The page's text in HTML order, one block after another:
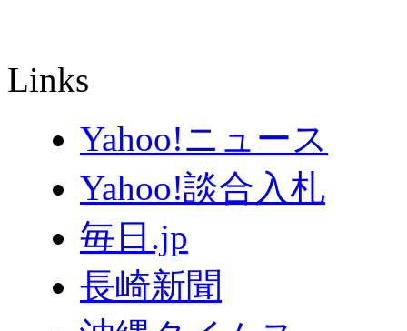
Links
Yahoo!ニュース
Yahoo!談合入札
毎日.jp
長崎新聞